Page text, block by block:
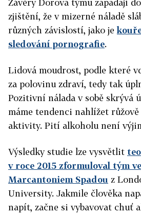
Závěry Dorova týmu zapadají
zjištění, že v mizerné náladě
různých závislostí, jako je
sledování pornografie.
Lidová moudrost, podle které
za polovinu zdraví, tedy tak
Pozitivní nálada v sobě skrývá
máme tendenci nahlížet
aktivity. Pití alkoholu není
Výsledky studie lze vysvětlit
v roce 2015 zformuloval tým
Marcantoniem Spadou z
University. Jakmile člověka
napít, začne si vybavovat chuť